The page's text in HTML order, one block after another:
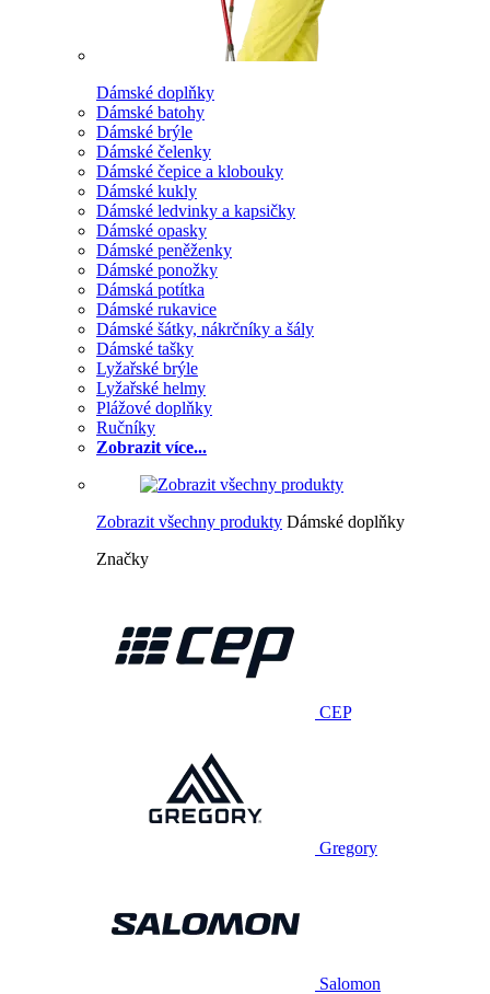
Dámské doplňky
Dámské batohy
Dámské brýle
Dámské čelenky
Dámské čepice a klobouky
Dámské kukly
Dámské ledvinky a kapsičky
Dámské opasky
Dámské peněženky
Dámské ponožky
Dámská potítka
Dámské rukavice
Dámské šátky, nákrčníky a šály
Dámské tašky
Lyžařské brýle
Lyžařské helmy
Plážové doplňky
Ručníky
Zobrazit více...
Zobrazit všechny produkty Dámské doplňky
Značky
CEP
Gregory
Salomon